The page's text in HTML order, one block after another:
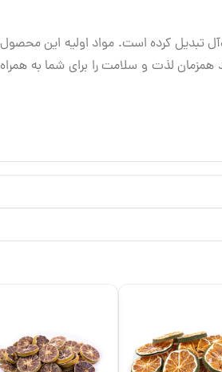
تبدیل کرده است. مواد اولیه این محصول
لذت و سلامت را برای شما به همراه